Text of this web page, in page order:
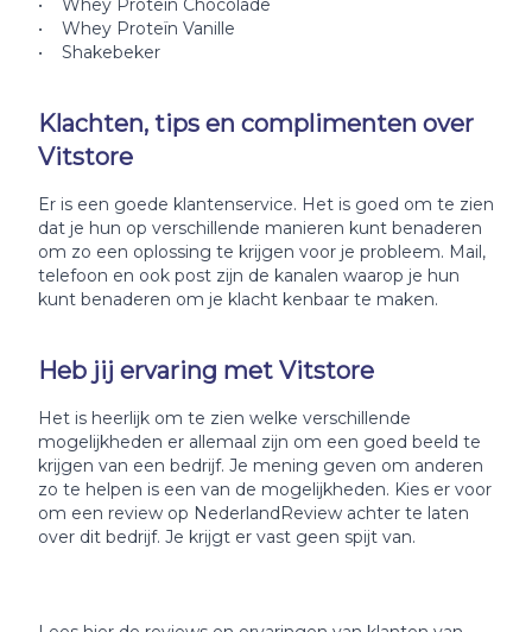
• Whey Proteïn Chocolade
• Whey Proteïn Vanille
• Shakebeker
Klachten, tips en complimenten over
Vitstore
Er is een goede klantenservice. Het is goed om te zien
dat je hun op verschillende manieren kunt benaderen
om zo een oplossing te krijgen voor je probleem. Mail,
telefoon en ook post zijn de kanalen waarop je hun
kunt benaderen om je klacht kenbaar te maken.
Heb jij ervaring met Vitstore
Het is heerlijk om te zien welke verschillende
mogelijkheden er allemaal zijn om een goed beeld te
krijgen van een bedrijf. Je mening geven om anderen
zo te helpen is een van de mogelijkheden. Kies er voor
om een review op NederlandReview achter te laten
over dit bedrijf. Je krijgt er vast geen spijt van.